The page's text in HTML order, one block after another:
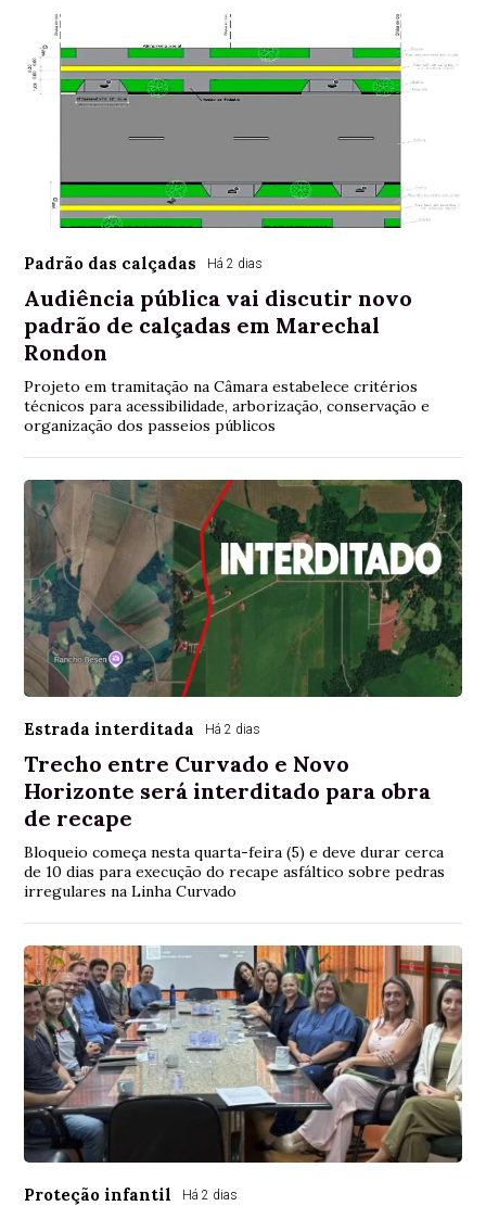
Padrão das calçadas Há 2 dias
Audiência pública vai discutir novo
padrão de calçadas em Marechal
Rondon
Projeto em tramitação na Câmara estabelece critérios
técnicos para acessibilidade, arborização, conservação e
organização dos passeios públicos
Estrada interditada Há 2 dias
Trecho entre Curvado e Novo
Horizonte será interditado para obra
de recape
Bloqueio começa nesta quarta-feira (5) e deve durar cerca
de 10 dias para execução do recape asfáltico sobre pedras
irregulares na Linha Curvado
Proteção infantil Há 2 dias